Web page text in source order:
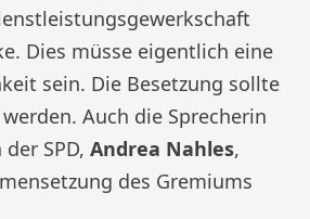
Dies müsse eigentlich eine
sein. Die Besetzung sollte
Auch die Sprecherin
SPD, Andrea Nahles,
des Gremiums